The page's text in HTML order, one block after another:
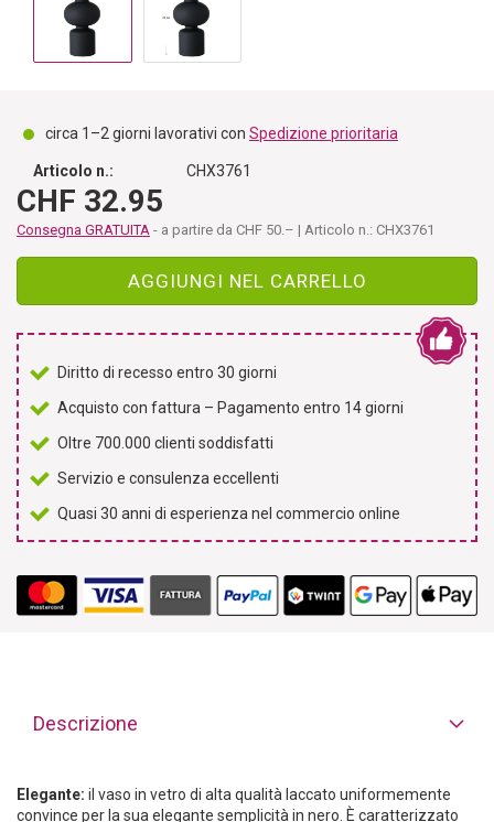
circa 1–2 giorni lavorativi con Spedizione prioritaria
Articolo n.: CHX3761
CHF 32.95
Consegna GRATUITA - a partire da CHF 50.– | Articolo n.: CHX3761
AGGIUNGI NEL CARRELLO
Diritto di recesso entro 30 giorni
Acquisto con fattura – Pagamento entro 14 giorni
Oltre 700.000 clienti soddisfatti
Servizio e consulenza eccellenti
Quasi 30 anni di esperienza nel commercio online
Descrizione
Elegante: il vaso in vetro di alta qualità laccato uniformemente
convince per la sua elegante semplicità in nero. È caratterizzato